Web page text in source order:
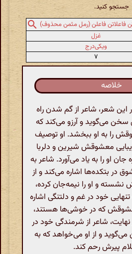
جستجو کنید.
فاعلاتن فاعلن (رمل مثمن محذوف)
غزل
ویکی‌درج
۷
خلاصه
شعر، شاعر از گم شدن راه
سخن می‌گوید و آرزو می‌کند که
را به او ببخشد. او توصیف
معشوقش شیرین و دلربا
او را به یاد می‌آورد. شاعر به
در بتکده‌ها اشاره می‌کند و از
و او را نیمه‌جان کرده،
خود در غم و دلتنگی اشاره
که در خوشی‌ها هستند،
شاعر از شرمندگی خود در
و از او می‌خواهد که به
پیرش رحم کند.